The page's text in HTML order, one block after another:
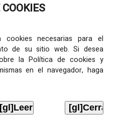
cookies necesarias para el
de su sitio web. Si desea
la Política de cookies y
en el navegador, haga